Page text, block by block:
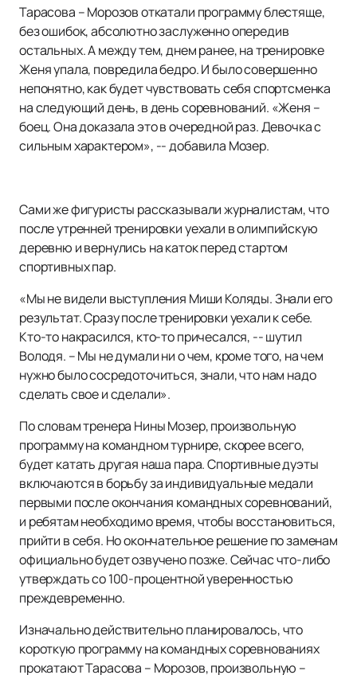
Тарасова – Морозов откатали программу блестяще,
без ошибок, абсолютно заслуженно опередив
остальных. А между тем, днем ранее, на тренировке
Женя упала, повредила бедро. И было совершенно
непонятно, как будет чувствовать себя спортсменка
на следующий день, в день соревнований. «Женя –
боец. Она доказала это в очередной раз. Девочка с
сильным характером», -- добавила Мозер.
Сами же фигуристы рассказывали журналистам, что
после утренней тренировки уехали в олимпийскую
деревню и вернулись на каток перед стартом
спортивных пар.
«Мы не видели выступления Миши Коляды. Знали его
результат. Сразу после тренировки уехали к себе.
Кто-то накрасился, кто-то причесался, -- шутил
Володя. – Мы не думали ни о чем, кроме того, на чем
нужно было сосредоточиться, знали, что нам надо
сделать свое и сделали».
По словам тренера Нины Мозер, произвольную
программу на командном турнире, скорее всего,
будет катать другая наша пара. Спортивные дуэты
включаются в борьбу за индивидуальные медали
первыми после окончания командных соревнований,
и ребятам необходимо время, чтобы восстановиться,
прийти в себя. Но окончательное решение по заменам
официально будет озвучено позже. Сейчас что-либо
утверждать со 100-процентной уверенностью
преждевременно.
Изначально действительно планировалось, что
короткую программу на командных соревнованиях
прокатают Тарасова – Морозов, произвольную –